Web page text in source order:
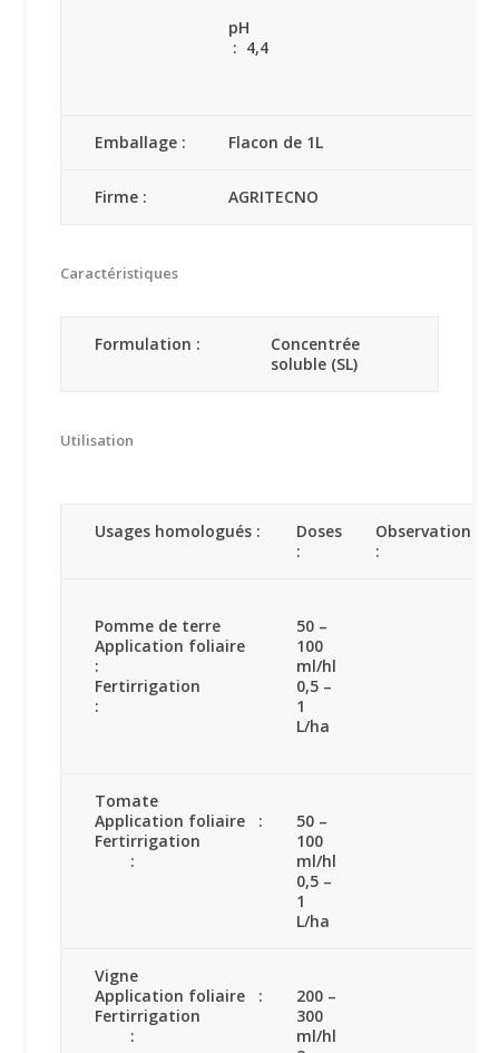
pH
: 4,4
Emballage : Flacon de 1L
Firme : AGRITECNO
Caractéristiques
Formulation :
Concentrée
soluble (SL)
Utilisation
Usages homologués :
Doses
:
Observations
:
Pomme de terre
Application foliaire
:
Fertirrigation
:
50 –
100
ml/hl
0,5 –
1
L/ha
Tomate
Application foliaire :
Fertirrigation
:
50 –
100
ml/hl
0,5 –
1
L/ha
Vigne
Application foliaire :
Fertirrigation
:
200 –
300
ml/hl